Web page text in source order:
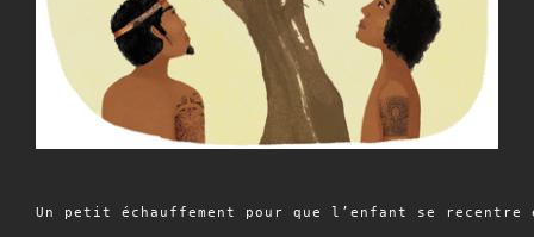
Un petit échauffement pour que l’enfant se recentre